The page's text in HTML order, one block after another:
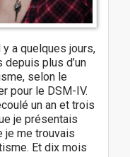
a quelques jours,
plus d’un
selon le
pour le DSM-IV.
un an et trois
je présentais
je me trouvais
Et dix mois